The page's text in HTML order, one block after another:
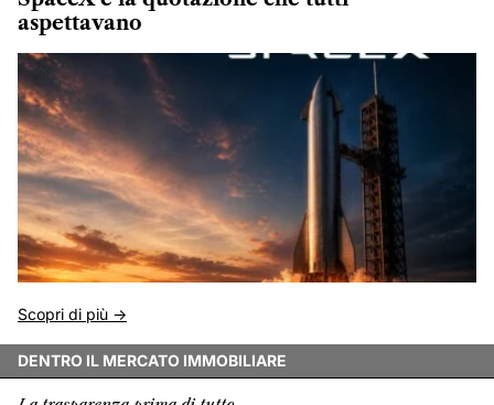
aspettavano
Scopri di più ->
DENTRO IL MERCATO IMMOBILIARE